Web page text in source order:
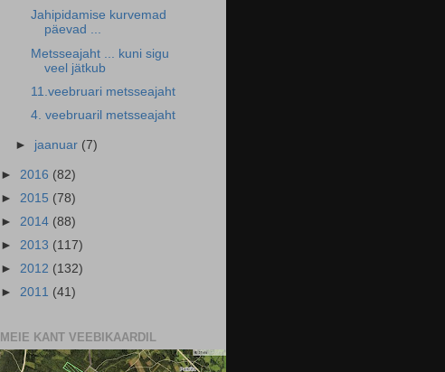
Jahipidamise kurvemad
päevad ...
Metsseajaht ... kuni sigu
veel jätkub
11.veebruari metsseajaht
4. veebruaril metsseajaht
► jaanuar (7)
► 2016 (82)
► 2015 (78)
► 2014 (88)
► 2013 (117)
► 2012 (132)
► 2011 (41)
MEIE KANT VEEBIKAARDIL